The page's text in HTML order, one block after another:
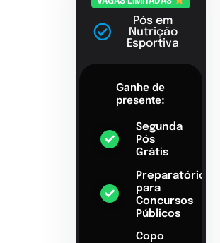
Pós em
Nutrição
Esportiva
Ganhe de
presente:
Segunda
Pós
Grátis
Preparatório
para
Concursos
Públicos
Copo